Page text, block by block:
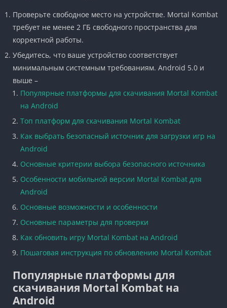
Проверьте свободное место на устройстве. Mortal Kombat
требует не менее 2 ГБ свободного пространства для
корректной работы.
Убедитесь, что ваше устройство соответствует
минимальным системным требованиям. Android 5.0 и
выше –
Популярные платформы для скачивания Mortal Kombat
на Android
Топ платформ для скачивания Mortal Kombat
Как выбрать безопасный источник для загрузки игр на
Android
Основные критерии выбора безопасного источника
Особенности мобильной версии Mortal Kombat для
Android
Основные возможности и особенности
Основные параметры для проверки
Как обновить игру Mortal Kombat на Android
Пошаговая инструкция по обновлению Mortal Kombat
Популярные платформы для
скачивания Mortal Kombat на
Android